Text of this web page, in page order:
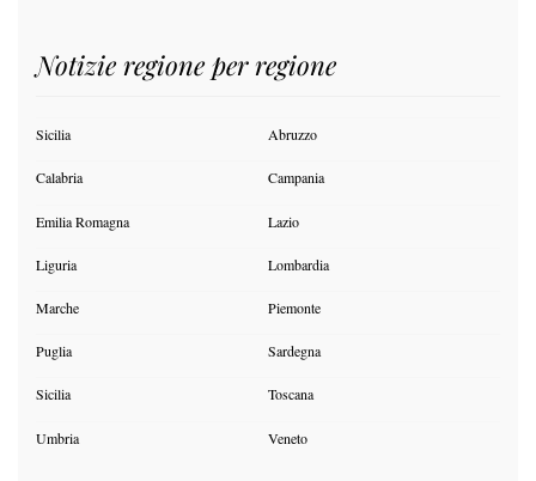
Notizie regione per regione
Sicilia Abruzzo
Calabria Campania
Emilia Romagna Lazio
Liguria Lombardia
Marche Piemonte
Puglia Sardegna
Sicilia Toscana
Umbria Veneto